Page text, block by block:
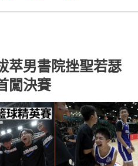
萃男書院挫聖若瑟
闖決賽